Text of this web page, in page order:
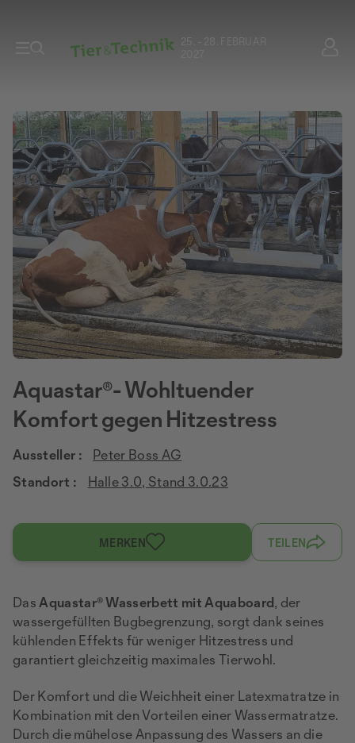
25. - 28. FEBRUAR
Aquastar®- Wohltuender
Komfort gegen Hitzestress
Aussteller :
Peter Boss AG
Standort :
Halle 3.0, Stand 3.0.23
MERKEN TEILEN
Das Aquastar® Wasserbett mit Aquaboard, der
wassergefüllten Bugbegrenzung, sorgt dank seines
kühlenden Effekts für weniger Hitzestress und
garantiert gleichzeitig maximales Tierwohl.
Der Komfort und die Weichheit einer Latexmatratze in
Kombination mit den Vorteilen einer Wassermatratze.
Durch die mühelose Anpassung des Wassers an die